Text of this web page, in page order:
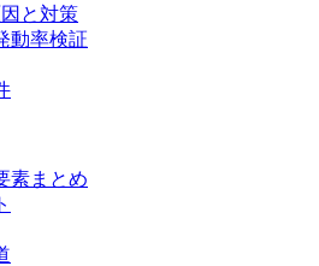
と対策
動率検証
素まとめ